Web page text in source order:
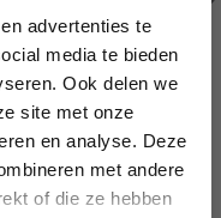
advertenties te
media te bieden
Ook delen we
site met onze
en analyse. Deze
met andere
of die ze hebben
24 PIÈCES
50 %